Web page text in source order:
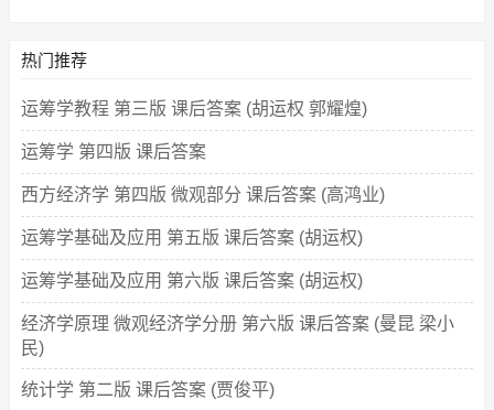
热门推荐
运筹学教程 第三版 课后答案 (胡运权 郭耀煌)
运筹学 第四版 课后答案
西方经济学 第四版 微观部分 课后答案 (高鸿业)
运筹学基础及应用 第五版 课后答案 (胡运权)
运筹学基础及应用 第六版 课后答案 (胡运权)
经济学原理 微观经济学分册 第六版 课后答案 (曼昆 梁小
民)
统计学 第二版 课后答案 (贾俊平)